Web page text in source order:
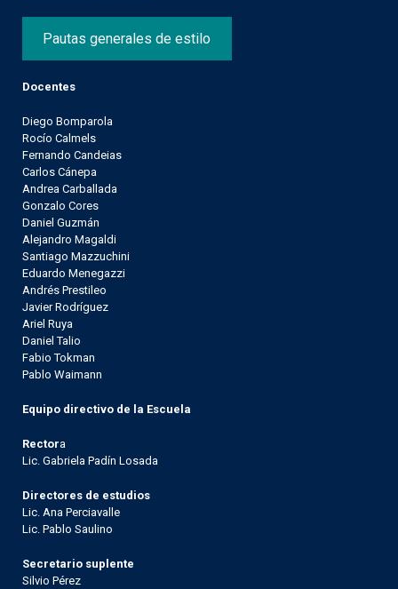
Pautas generales de estilo
Docentes
Diego Bomparola
Rocío Calmels
Fernando Candeias
Carlos Cánepa
Andrea Carballada
Gonzalo Cores
Daniel Guzmán
Alejandro Magaldi
Santiago Mazzuchini
Eduardo Menegazzi
Andrés Prestileo
Javier Rodríguez
Ariel Ruya
Daniel Talio
Fabio Tokman
Pablo Waimann
Equipo directivo de la Escuela
Rectora
Lic. Gabriela Padín Losada
Directores de estudios
Lic. Ana Perciavalle
Lic. Pablo Saulino
Secretario suplente
Silvio Pérez